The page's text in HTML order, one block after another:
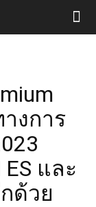
งการ
และ
ด้วย